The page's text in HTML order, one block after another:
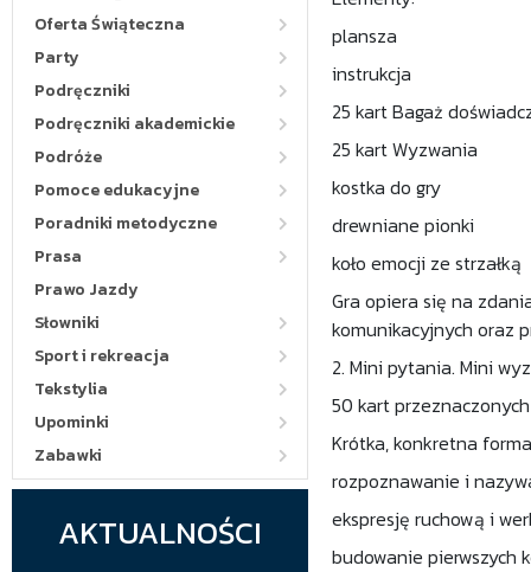
Oferta Świąteczna
Party
Podręczniki
Podręczniki akademickie
Podróże
Pomoce edukacyjne
Poradniki metodyczne
Prasa
Prawo Jazdy
Słowniki
Sport i rekreacja
Tekstylia
Upominki
Zabawki
AKTUALNOŚCI
plansza
instrukcja
25 kart Bagaż
25 kart Wyzwania
kostka do gry
drewniane pionki
koło emocji ze strzałką
Gra opiera się na
komunikacyjnych oraz
2. Mini pytania. Mini
50 kart
Krótka, konkretna
rozpoznawanie i
ekspresję ruchową i
budowanie pierwszych